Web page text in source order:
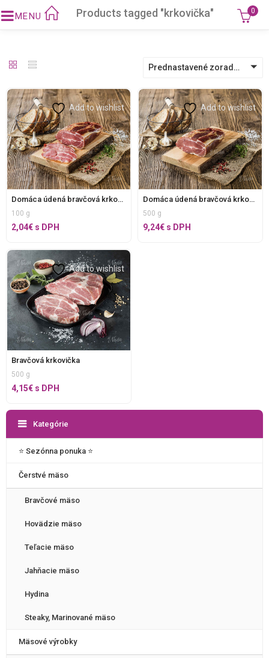
Products tagged "krkovička" 0
Prednastavené zoradenie
Add to wishlist
Domáca údená bravčová krkovička bez E, krájaná
100 g
2,04€ s DPH
Add to wishlist
Domáca údená bravčová krkovička bez E, v celku
500 g
9,24€ s DPH
Add to wishlist
Bravčová krkovička
500 g
4,15€ s DPH
Kategórie
⭐️ Sezónna ponuka ⭐️
Čerstvé mäso
Bravčové mäso
Hovädzie mäso
Teľacie mäso
Jahňacie mäso
Hydina
Steaky, Marinované mäso
Mäsové výrobky